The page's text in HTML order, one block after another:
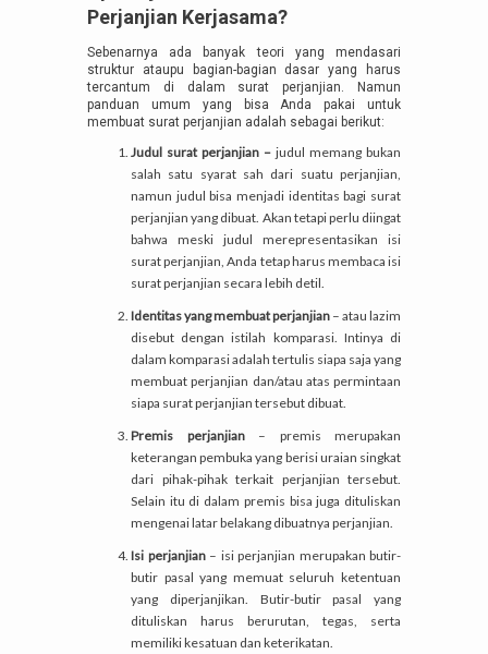
Perjanjian Kerjasama?
Sebenarnya ada banyak teori yang mendasari
struktur ataupu bagian-bagian dasar yang harus
tercantum di dalam surat perjanjian. Namun
panduan umum yang bisa Anda pakai untuk
membuat surat perjanjian adalah sebagai berikut:
Judul surat perjanjian – judul memang bukan
salah satu syarat sah dari suatu perjanjian,
namun judul bisa menjadi identitas bagi surat
perjanjian yang dibuat. Akan tetapi perlu diingat
bahwa meski judul merepresentasikan isi
surat perjanjian, Anda tetap harus membaca isi
surat perjanjian secara lebih detil.
Identitas yang membuat perjanjian – atau lazim
disebut dengan istilah komparasi. Intinya di
dalam komparasi adalah tertulis siapa saja yang
membuat perjanjian dan/atau atas permintaan
siapa surat perjanjian tersebut dibuat.
Premis perjanjian – premis merupakan
keterangan pembuka yang berisi uraian singkat
dari pihak-pihak terkait perjanjian tersebut.
Selain itu di dalam premis bisa juga dituliskan
mengenai latar belakang dibuatnya perjanjian.
Isi perjanjian – isi perjanjian merupakan butir-
butir pasal yang memuat seluruh ketentuan
yang diperjanjikan. Butir-butir pasal yang
dituliskan harus berurutan, tegas, serta
memiliki kesatuan dan keterikatan.